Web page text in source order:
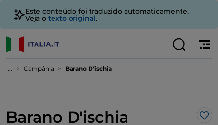
Este conteúdo foi traduzido automaticamente.
Veja o texto original.
... Campânia Barano D'ischia
Barano D'ischia